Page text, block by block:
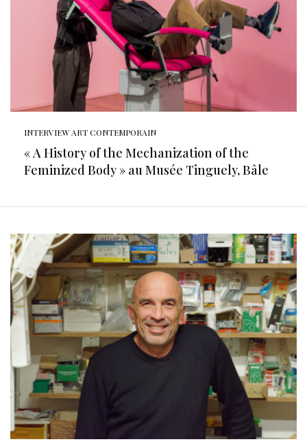
INTERVIEW ART CONTEMPORAIN
« A History of the Mechanization of the
Feminized Body » au Musée Tinguely, Bâle